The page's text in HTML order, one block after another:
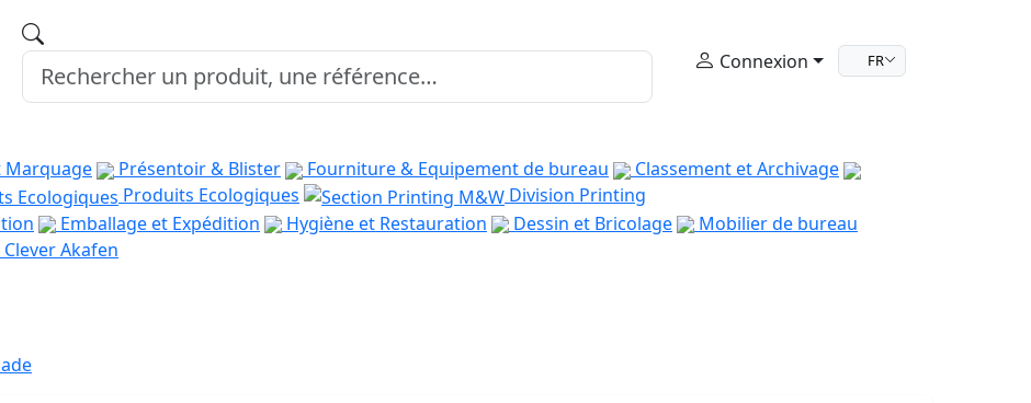
Connexion FR
Marquage Présentoir & Blister Fourniture & Equipement de bureau
Classement et Archivage
Produits Ecologiques
Division Printing
Emballage et Expédition Hygiène et Restauration Dessin et Bricolage
Mobilier de bureau
Akafen